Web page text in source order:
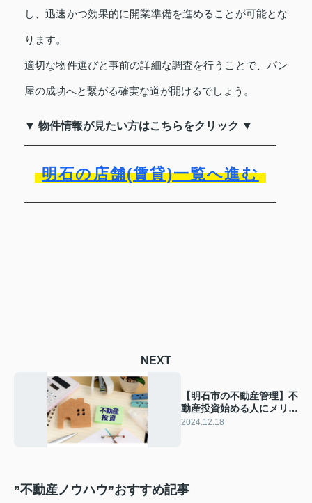
し、迅速かつ効果的に開業準備を進めることが可能とな
ります。
適切な物件選びと事前の詳細な調査を行うことで、パン
屋の成功へと繋がる確実な道が開けるでしょう。
▼ 物件情報が見たい方はこちらをクリック ▼
明石の店舗(賃貸)一覧へ進む
NEXT
【明石市の不動産管理】不
動産投資始める人にメリッ
トやリスクを解説
2024.12.18
”不動産ノウハウ”おすすめ記事